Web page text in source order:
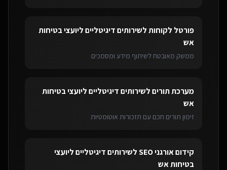
פורטל לקוחותלשירותים דיגיטליים ליועצי בטיחות
אש
ממשק מאובטח לשיתוף מידע ומסמכים
מערכת תוריםלשירותים דיגיטליים ליועצי בטיחות
אש
זימון תורים חכם עם תזכורות אוטומטיות
קידום אורגני SEO לשירותים דיגיטליים ליועצי
בטיחות אש